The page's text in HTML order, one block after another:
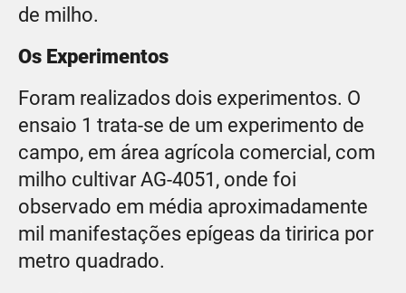
de milho.
Os Experimentos
Foram realizados dois experimentos. O
ensaio 1 trata-se de um experimento de
campo, em área agrícola comercial, com
milho cultivar AG-4051, onde foi
observado em média aproximadamente
mil manifestações epígeas da tiririca por
metro quadrado.